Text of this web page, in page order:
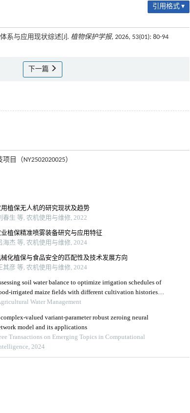
引用格式 ▾
系与应用现状综述[J]. 植物保护学报, 2026, 53(01): 80-94
下一篇
目（NY2502020025）